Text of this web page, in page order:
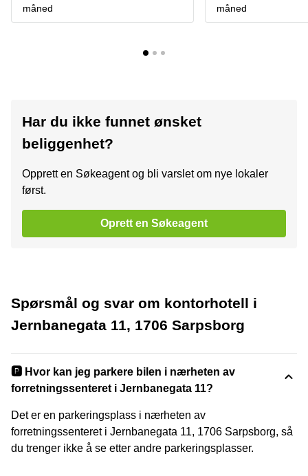
måned
måned
Har du ikke funnet ønsket
beliggenhet?
Opprett en Søkeagent og bli varslet om nye lokaler
først.
Oprett en Søkeagent
Spørsmål og svar om kontorhotell i
Jernbanegata 11, 1706 Sarpsborg
🅿️ Hvor kan jeg parkere bilen i nærheten av
forretningssenteret i Jernbanegata 11?
Det er en parkeringsplass i nærheten av
forretningssenteret i Jernbanegata 11, 1706 Sarpsborg, så
du trenger ikke å se etter andre parkeringsplasser.